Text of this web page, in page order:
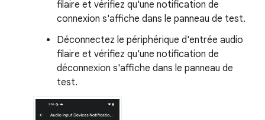
filaire et vérifiez qu'une notification de
connexion s'affiche dans le panneau de test.
Déconnectez le périphérique d'entrée audio
filaire et vérifiez qu'une notification de
déconnexion s'affiche dans le panneau de
test.